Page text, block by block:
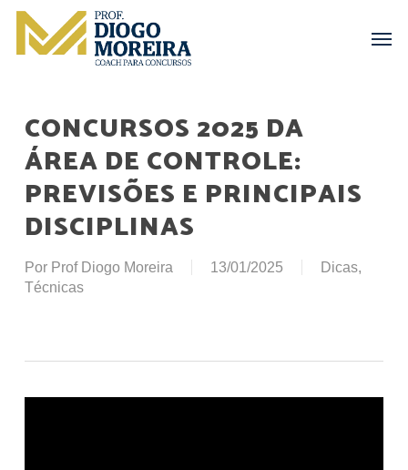
Skip
main
CONCURSOS 2025 DA
ÁREA DE CONTROLE:
PREVISÕES E PRINCIPAIS
DISCIPLINAS
Por Prof Diogo Moreira 13/01/2025 Dicas,
Técnicas